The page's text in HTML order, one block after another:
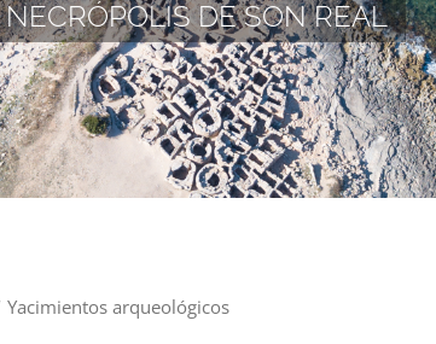
NECRÓPOLIS DE SON REAL
Yacimientos arqueológicos